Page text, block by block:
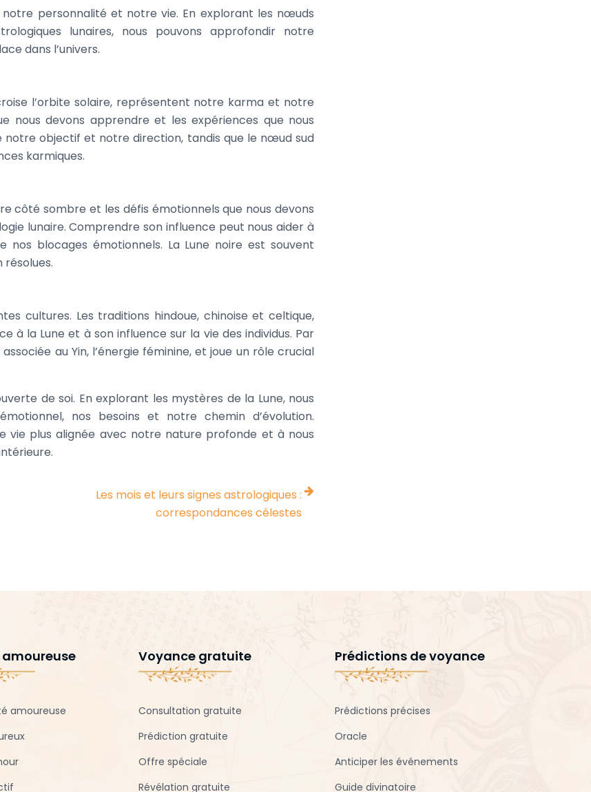
notre personnalité et notre vie. En explorant les nœuds
lunaires, nous pouvons approfondir notre
dans l’univers.
l’orbite solaire, représentent notre karma et notre
nous devons apprendre et les expériences que nous
objectif et notre direction, tandis que le nœud sud
karmiques.
côté sombre et les défis émotionnels que nous devons
lunaire. Comprendre son influence peut nous aider à
blocages émotionnels. La Lune noire est souvent
résolues.
cultures. Les traditions hindoue, chinoise et celtique,
la Lune et à son influence sur la vie des individus. Par
au Yin, l’énergie féminine, et joue un rôle crucial
de soi. En explorant les mystères de la Lune, nous
nos besoins et notre chemin d’évolution.
vie plus alignée avec notre nature profonde et à nous
Les mois et leurs signes astrologiques :
correspondances célestes
amoureuse
Voyance gratuite
Consultation gratuite
Prédiction gratuite
Offre spéciale
Révélation gratuite
Prédictions de voyance
Prédictions précises
Oracle
Anticiper les événements
Guide divinatoire